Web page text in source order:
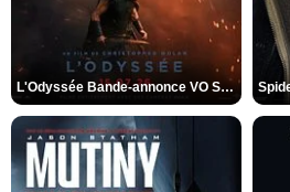
L'Odyssée Bande-annonce VO STFR